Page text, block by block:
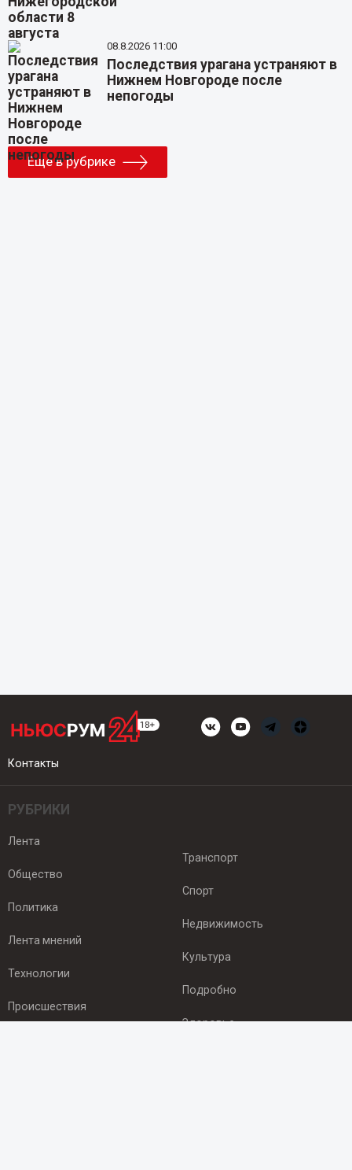
08.8.2026 11:00
Последствия урагана устраняют в
Нижнем Новгороде после
непогоды
Еще в рубрике
Контакты
РУБРИКИ
Лента
Общество
Политика
Лента мнений
Технологии
Происшествия
Транспорт
Спорт
Недвижимость
Культура
Подробно
Здоровье